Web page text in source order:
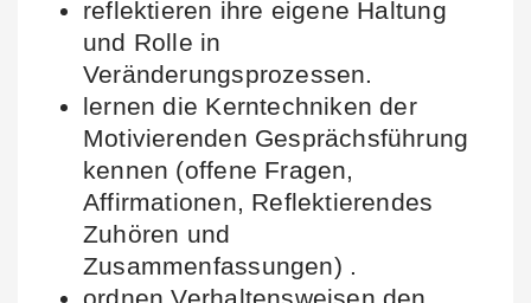
reflektieren ihre eigene Haltung
und Rolle in
Veränderungsprozessen.
lernen die Kerntechniken der
Motivierenden Gesprächsführung
kennen (offene Fragen,
Affirmationen, Reflektierendes
Zuhören und
Zusammenfassungen) .